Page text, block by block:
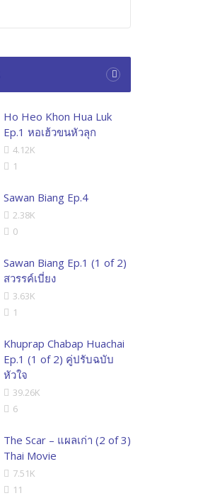
Ho Heo Khon Hua Luk
Ep.1 หอเฮ้วขนหัวลุก
4.12K
1
Sawan Biang Ep.4
2.38K
0
Sawan Biang Ep.1 (1 of 2)
สวรรค์เบี่ยง
3.63K
1
Khuprap Chabap Huachai
Ep.1 (1 of 2) คู่ปรับฉบับ
หัวใจ
39.26K
6
The Scar – แผลเก่า (2 of 3)
Thai Movie
7.51K
11